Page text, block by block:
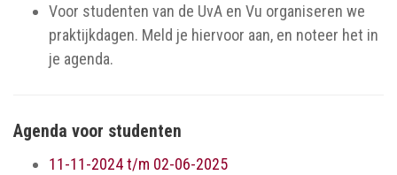
Voor studenten van de UvA en Vu organiseren we
praktijkdagen. Meld je hiervoor aan, en noteer het in
je agenda.
Agenda voor studenten
11-11-2024 t/m 02-06-2025